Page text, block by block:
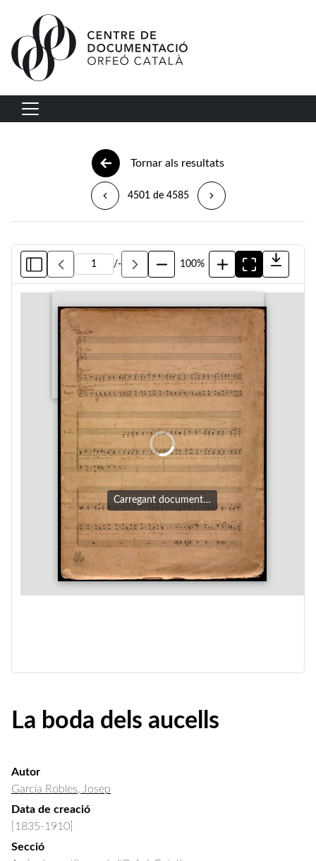
Vés al contingut
Navegació principal
Tornar als resultats
4501 de 4585
/- 100%
Carregant document…
La boda dels aucells
Autor
García Robles, Josep
Data de creació
[1835-1910]
Secció